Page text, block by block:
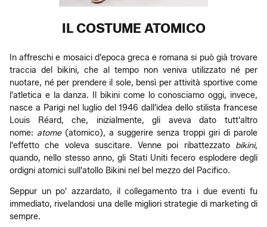
IL COSTUME ATOMICO
In affreschi e mosaici d’epoca greca e romana si può già trovare
traccia del bikini, che al tempo non veniva utilizzato né per
nuotare, né per prendere il sole, bensì per attività sportive come
l'atletica e la danza. Il bikini come lo conosciamo oggi, invece,
nasce a Parigi nel luglio del 1946 dall'idea dello stilista francese
Louis Réard, che, inizialmente, gli aveva dato tutt'altro
nome: atome (atomico), a suggerire senza troppi giri di parole
l'effetto che voleva suscitare. Venne poi ribattezzato bikini,
quando, nello stesso anno, gli Stati Uniti fecero esplodere degli
ordigni atomici sull'atollo Bikini nel bel mezzo del Pacifico.
Seppur un po' azzardato, il collegamento tra i due eventi fu
immediato, rivelandosi una delle migliori strategie di marketing di
sempre.